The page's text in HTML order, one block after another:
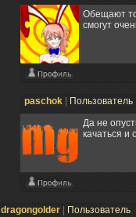
Обещают то
смогут
paschok Пользователь
Да не
качаться и
dragongolder Пользователь